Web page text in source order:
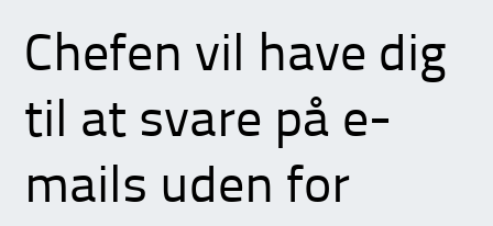
Chefen vil have dig
til at svare på e-
mails uden for